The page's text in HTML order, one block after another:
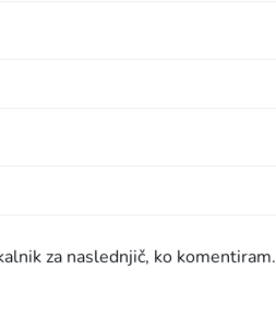
za naslednjič, ko komentiram.